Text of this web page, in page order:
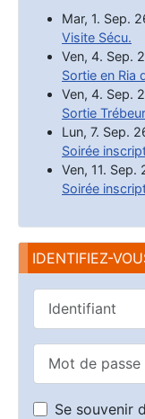
Mar, 1. Sep.
Visite Sécu.
Ven, 4. Sep.
Sortie en Ria
Ven, 4. Sep.
Sortie
Lun, 7. Sep.
Soirée
Ven, 11. Sep.
Soirée
IDENTIFIEZ-
Se souvenir